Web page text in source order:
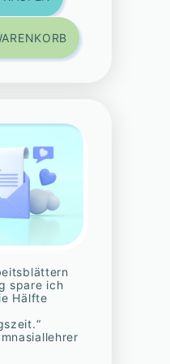
spare ich
Hälfte